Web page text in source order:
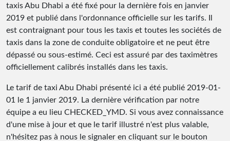
taxis Abu Dhabi a été fixé pour la dernière fois en janvier
2019 et publié dans l'ordonnance officielle sur les tarifs. Il
est contraignant pour tous les taxis et toutes les sociétés de
taxis dans la zone de conduite obligatoire et ne peut être
dépassé ou sous-estimé. Ceci est assuré par des taximètres
officiellement calibrés installés dans les taxis.
Le tarif de taxi Abu Dhabi présenté ici a été publié 2019-01-
01
le 1 janvier 2019. La dernière vérification par notre
équipe a eu lieu CHECKED_YMD. Si vous avez connaissance
d'une mise à jour et que le tarif illustré n'est plus valable,
n'hésitez pas à nous le signaler en cliquant sur le bouton